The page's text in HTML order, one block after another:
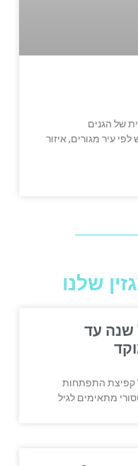
של הגנים
עיר מגורים, איזור
שלנו
שנה עד
קפיצת התפתחות
מתאימים לגיל